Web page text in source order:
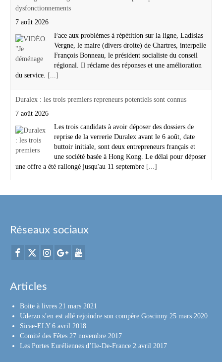
dysfonctionnements
7 août 2026
Face aux problèmes à répétition sur la ligne, Ladislas
Vergne, le maire (divers droite) de Chartres, interpelle
François Bonneau, le président socialiste du conseil
régional. Il réclame des réponses et une amélioration
du service. [...]
Duralex : les trois premiers repreneurs potentiels sont connus
7 août 2026
Les trois candidats à avoir déposer des dossiers de
reprise de la verrerie Duralex avant le 6 août, date
buttoir initiale, sont deux entrepreneurs français et
une société basée à Hong Kong. Le délai pour déposer
une offre a été rallongé jusqu'au 11 septembre [...]
Réseaux sociaux
Articles
Boite à livres 21 mars 2021
Uderzo s’en est allé rejoindre son compère Goscinny 25 mars 2020
Sicae-ELY 6 avril 2018
Comité des Fêtes 27 novembre 2017
Les Portes Euréliennes d’Ile-De-France 2 avril 2017